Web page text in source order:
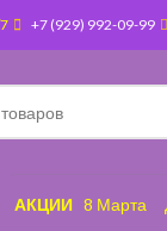
+7 (929) 992-09-99
АКЦИИ 8 Марта